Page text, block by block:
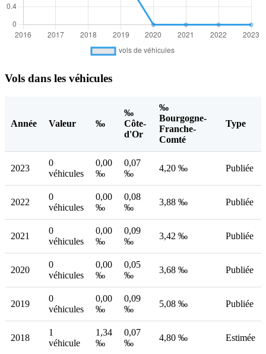
Vols dans les véhicules
Année Valeur ‰
‰
Côte-
d'Or
‰
Bourgogne-
Franche-
Comté
Type
2023
0
véhicules
0,00
‰
0,07
‰
4,20 ‰ Publiée
2022
0
véhicules
0,00
‰
0,08
‰
3,88 ‰ Publiée
2021
0
véhicules
0,00
‰
0,09
‰
3,42 ‰ Publiée
2020
0
véhicules
0,00
‰
0,05
‰
3,68 ‰ Publiée
2019
0
véhicules
0,00
‰
0,09
‰
5,08 ‰ Publiée
2018
1
véhicule
1,34
‰
0,07
‰
4,80 ‰ Estimée